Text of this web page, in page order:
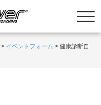
> イベントフォーム >健康診断自